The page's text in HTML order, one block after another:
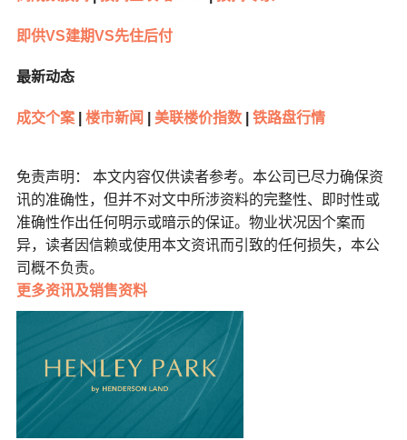
即供VS建期VS先住后付
最新动态
成交个案| 楼市新闻 美联楼价指数| 铁路盘行情
免责声明： 本文内容仅供读者参考。本公司已尽力确保资
讯的准确性，但并不对文中所涉资料的完整性、即时性或
准确性作出任何明示或暗示的保证。物业状况因个案而
异，读者因信赖或使用本文资讯而引致的任何损失，本公
司概不负责。
更多资讯及销售资料